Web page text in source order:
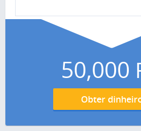
50,000
Obter